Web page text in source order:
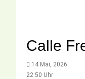
Calle
14 Mai, 2026
22:50 Uhr